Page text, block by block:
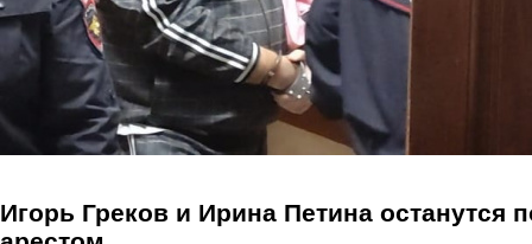
Игорь Греков и Ирина Петина останутся